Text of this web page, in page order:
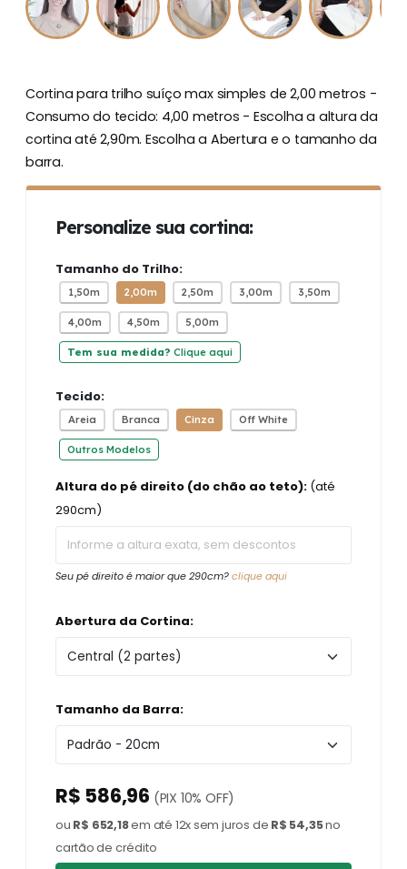
Cortina para trilho suíço max simples de 2,00 metros -
Consumo do tecido: 4,00 metros - Escolha a altura da
cortina até 2,90m. Escolha a Abertura e o tamanho da
barra.
Personalize sua cortina:
Tamanho do Trilho:
1,50m 2,00m 2,50m 3,00m 3,50m
4,00m 4,50m 5,00m
Tem sua medida? Clique aqui
Tecido:
Areia Branca Cinza Off White
Outros Modelos
Altura do pé direito (do chão ao teto): (até
290cm)
Seu pé direito é maior que 290cm?clique aqui
Abertura da Cortina:
Tamanho da Barra:
R$ 586,96 (PIX 10% OFF)
ou R$ 652,18em até 12x sem juros de R$ 54,35no
cartão de crédito